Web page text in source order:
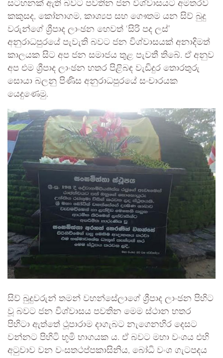
සටහනක් ඇති බවට පවතින ජන විශ්වාසයට අමතරව
කකුසද, කෝනාගම, කාශ්‍යප සහ ගෞතම යන සිව් බුදු
වරුන්ගේ ශ්‍රීපාද ලාංඡන හෙවත් ‘සිරි පද ලස්’
අනුරාධපුරයේ පැවැති බවට ජන විශ්වාසයක් අනාදිමත්
කාලයක සිට අප ජන සමාජය තුළ පැවතී තිබේ. ඒ අනුව
අප එම ශ්‍රීපාද ලාංඡන හතර පිළිබඳ වැඩිදුර තොරතුරු
සොයා බලනු පිණිස අනුරාධපුරයේ සංචාරයක
යෙදුණෙමු.
සිව් බුදුවරුන් තමන් වහන්සේලාගේ ශ්‍රීපාද ලාංඡන පිහිට
වූ බවට ජන විශ්වාසය පවතින මෙම ස්ථාන හතර
පිහිටා ඇත්තේ ථූපාරාම දාගැබට නැගෙනහිර දෙසට
වන්නට පිහිටි භූමි භාගයක ය. ඒ බවට මහා වංශය එහි
අටුවාව වන වංසතථප්පකාසිනිය, බෝධි වංශ ගැටපදය